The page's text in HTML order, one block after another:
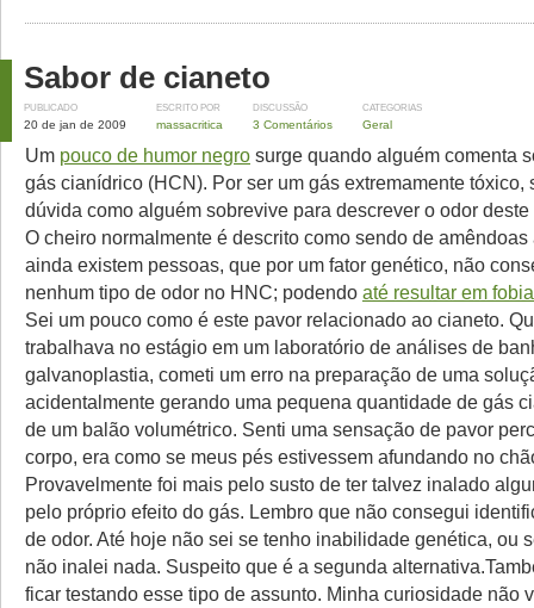
Sabor de cianeto
PUBLICADO
20 de jan de 2009
ESCRITO POR
massacritica
DISCUSSÃO
3 Comentários
CATEGORIAS
Geral
Um pouco de humor negro surge quando alguém comenta
gás cianídrico (HCN). Por ser um gás extremamente tóxico,
dúvida como alguém sobrevive para descrever o odor deste
O cheiro normalmente é descrito como sendo de amêndoas
ainda existem pessoas, que por um fator genético, não
nenhum tipo de odor no HNC; podendo até resultar em fobia
Sei um pouco como é este pavor relacionado ao cianeto.
trabalhava no estágio em um laboratório de análises de
galvanoplastia, cometi um erro na preparação de uma
acidentalmente gerando uma pequena quantidade de gás
de um balão volumétrico. Senti uma sensação de pavor
corpo, era como se meus pés estivessem afundando no
Provavelmente foi mais pelo susto de ter talvez inalado
pelo próprio efeito do gás. Lembro que não consegui
de odor. Até hoje não sei se tenho inabilidade genética, ou
não inalei nada. Suspeito que é a segunda
ficar testando esse tipo de assunto. Minha curiosidade não